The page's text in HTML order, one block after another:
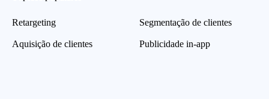
Retargeting
Aquisição de clientes
Segmentação de clientes
Publicidade in-app